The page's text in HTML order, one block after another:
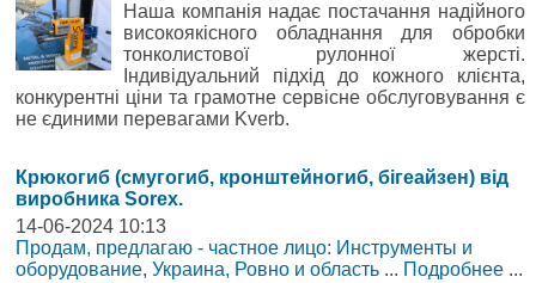
Наша компанія надає постачання надійного
високоякісного обладнання для обробки
тонколистової рулонної жерсті.
Індивідуальний підхід до кожного клієнта,
конкурентні ціни та грамотне сервісне обслуговування є
не єдиними перевагами Kverb.
Крюкогиб (смугогиб, кронштейногиб, бігеайзен) від
виробника Sorex.
14-06-2024 10:13
Продам, предлагаю - частное лицо: Инструменты и
оборудование, Украина, Ровно и область ... Подробнее ...